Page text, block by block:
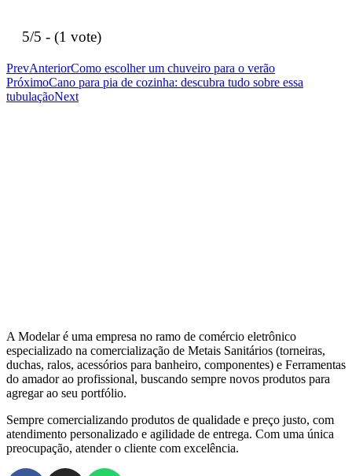
5/5 - (1 vote)
PrevAnteriorComo escolher um chuveiro para o verão
PróximoCano para pia de cozinha: descubra tudo sobre essa
tubulaçãoNext
A Modelar é uma empresa no ramo de comércio eletrônico
especializado na comercialização de Metais Sanitários (torneiras,
duchas, ralos, acessórios para banheiro, componentes) e Ferramentas
do amador ao profissional, buscando sempre novos produtos para
agregar ao seu portfólio.
Sempre comercializando produtos de qualidade e preço justo, com
atendimento personalizado e agilidade de entrega. Com uma única
preocupação, atender o cliente com excelência.